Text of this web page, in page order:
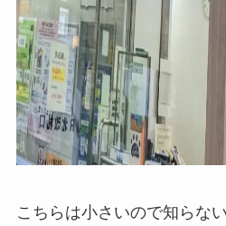
こちらは小さいので知らな